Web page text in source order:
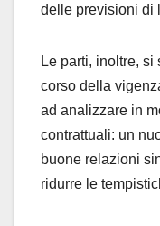
delle previsioni di
Le parti, inoltre, si
corso della
ad analizzare in
contrattuali: un
buone relazioni
ridurre le